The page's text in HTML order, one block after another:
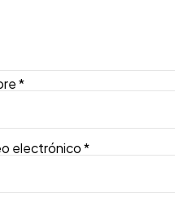
*
electrónico*